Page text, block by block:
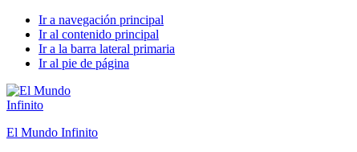
Ir a navegación principal
Ir al contenido principal
Ir a la barra lateral primaria
Ir al pie de página
El Mundo Infinito